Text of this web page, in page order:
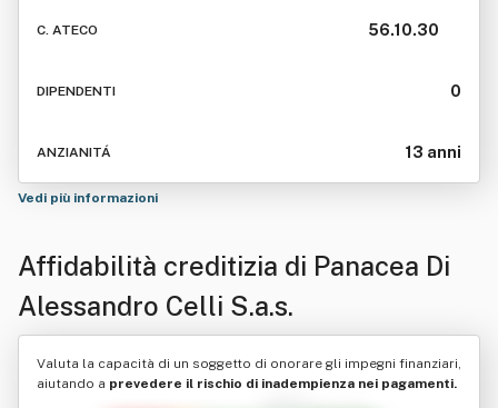
C. ATECO 56.10.30
DIPENDENTI 0
ANZIANITÁ 13 anni
Vedi più informazioni
Affidabilità creditizia di Panacea Di
Alessandro Celli S.a.s.
Valuta la capacità di un soggetto di onorare gli impegni finanziari,
aiutando a prevedere il rischio di inadempienza nei pagamenti.